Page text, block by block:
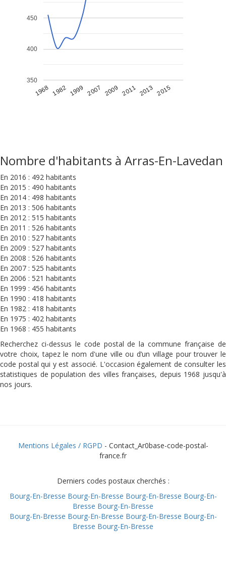
1968 1982 1999 2007 2009 2011 2013 2015
350
400
450
Nombre d'habitants à Arras-En-Lavedan
En 2016 : 492 habitants
En 2015 : 490 habitants
En 2014 : 498 habitants
En 2013 : 506 habitants
En 2012 : 515 habitants
En 2011 : 526 habitants
En 2010 : 527 habitants
En 2009 : 527 habitants
En 2008 : 526 habitants
En 2007 : 525 habitants
En 2006 : 521 habitants
En 1999 : 456 habitants
En 1990 : 418 habitants
En 1982 : 418 habitants
En 1975 : 402 habitants
En 1968 : 455 habitants
Recherchez ci-dessus le code postal de la commune française de
votre choix, tapez le nom d'une ville ou d’un village pour trouver le
code postal qui y est associé. L'occasion également de consulter les
statistiques de population des villes françaises, depuis 1968 jusqu'à
nos jours.
Mentions Légales / RGPD - Contact_Ar0base-code-postal-
france.fr
Derniers codes postaux cherchés :
Bourg-En-Bresse Bourg-En-Bresse Bourg-En-Bresse Bourg-En-
Bresse Bourg-En-Bresse
Bourg-En-Bresse Bourg-En-Bresse Bourg-En-Bresse Bourg-En-
Bresse Bourg-En-Bresse